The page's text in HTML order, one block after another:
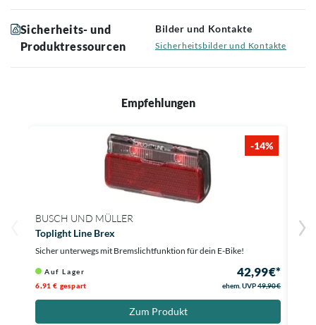
Sicherheits- und
Produktressourcen
Bilder und Kontakte
Sicherheitsbilder und Kontakte
Empfehlungen
-14%
BUSCH UND MÜLLER
Toplight Line Brex
Sicher unterwegs mit Bremslichtfunktion für dein E-Bike!
Auf Lager 42,99 €*
6,91 € gespart ehem. UVP49,90 €
Zum Produkt
µ E